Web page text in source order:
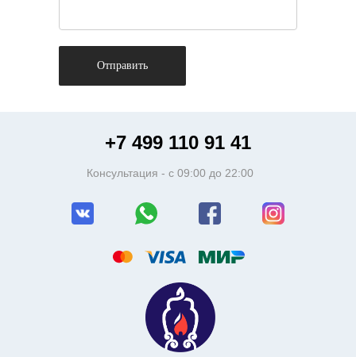
Отправить
+7 499 110 91 41
Консультация - c 09:00 до 22:00